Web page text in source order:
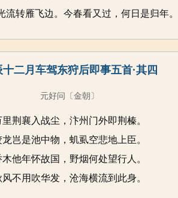
转雁飞边。今春看又过，何日是归年。
十二月车驾东狩后即事五首·其四
元好问 〔金朝〕
里荆襄入战尘，汴州门外即荆榛。
龙岂是池中物，虮虱空悲地上臣。
木他年怀故国，野烟何处望行人。
风不用吹华发，沧海横流到此身。